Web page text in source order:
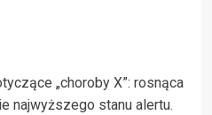
„choroby X”: rosnąca
najwyższego stanu alertu.